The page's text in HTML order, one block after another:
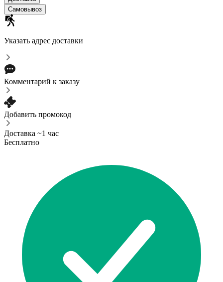
Самовывоз
Указать адрес доставки
Комментарий к заказу
Добавить промокод
Доставка ~1 час
Бесплатно